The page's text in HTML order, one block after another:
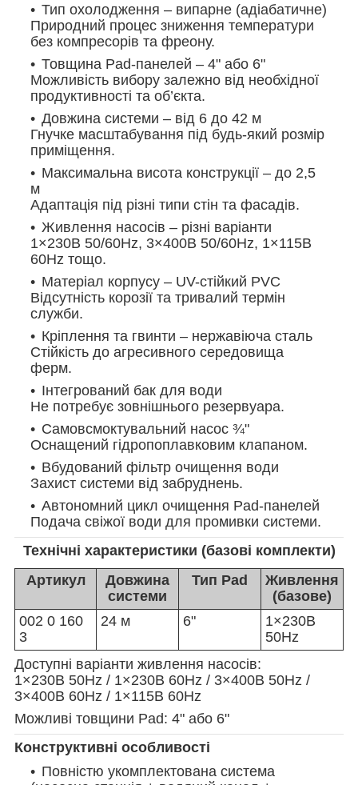
Тип охолодження – випарне (адіабатичне)
Природний процес зниження температури
без компресорів та фреону.
Товщина Pad-панелей – 4" або 6"
Можливість вибору залежно від необхідної
продуктивності та об’єкта.
Довжина системи – від 6 до 42 м
Гнучке масштабування під будь-який розмір
приміщення.
Максимальна висота конструкції – до 2,5
м
Адаптація під різні типи стін та фасадів.
Живлення насосів – різні варіанти
1×230В 50/60Hz, 3×400В 50/60Hz, 1×115В
60Hz тощо.
Матеріал корпусу – UV-стійкий PVC
Відсутність корозії та тривалий термін
служби.
Кріплення та гвинти – нержавіюча сталь
Стійкість до агресивного середовища
ферм.
Інтегрований бак для води
Не потребує зовнішнього резервуара.
Самовсмоктувальний насос ¾"
Оснащений гідропоплавковим клапаном.
Вбудований фільтр очищення води
Захист системи від забруднень.
Автономний цикл очищення Pad-панелей
Подача свіжої води для промивки системи.
Технічні характеристики (базові комплекти)
Артикул
Довжина
системи
Тип Pad
Живлення
(базове)
002 0 160
3
24 м 6"
1×230В
50Hz
Доступні варіанти живлення насосів:
1×230В 50Hz / 1×230В 60Hz / 3×400В 50Hz /
3×400В 60Hz / 1×115В 60Hz
Можливі товщини Pad: 4" або 6"
Конструктивні особливості
Повністю укомплектована система